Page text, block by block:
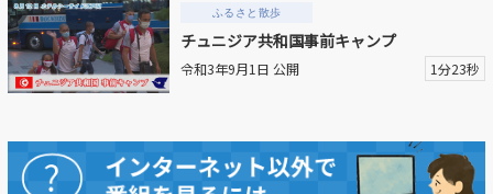
ふるさと散歩
チュニジア共和国事前キャンプ
令和3年9月1日 公開 1分23秒